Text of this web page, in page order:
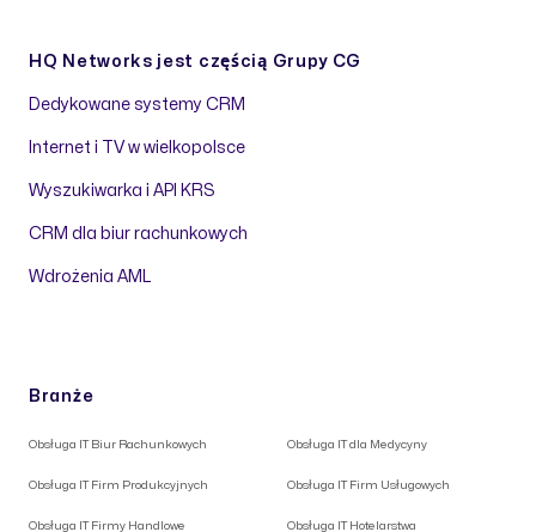
HQ Networks jest częścią Grupy CG
Dedykowane systemy CRM
Internet i TV w wielkopolsce
Wyszukiwarka i API KRS
CRM dla biur rachunkowych
Wdrożenia AML
Branże
Obsługa IT Biur Rachunkowych Obsługa IT dla Medycyny
Obsługa IT Firm Produkcyjnych Obsługa IT Firm Usługowych
Obsługa IT Firmy Handlowe Obsługa IT Hotelarstwa